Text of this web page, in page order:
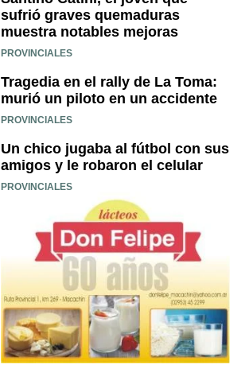
sufrió graves quemaduras
muestra notables mejoras
PROVINCIALES
Tragedia en el rally de La Toma:
murió un piloto en un accidente
PROVINCIALES
Un chico jugaba al fútbol con sus
amigos y le robaron el celular
PROVINCIALES